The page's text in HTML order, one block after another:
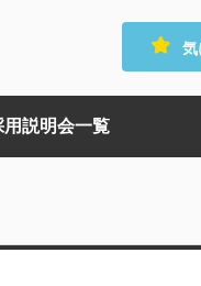
気
用説明会一覧